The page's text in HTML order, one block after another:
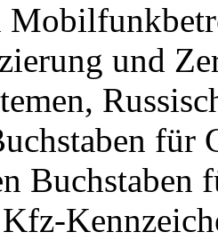
und
für
Buchstaben